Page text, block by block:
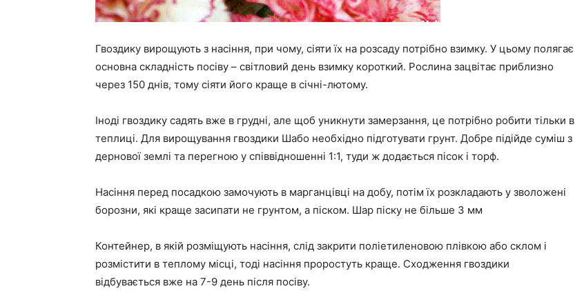
Гвоздику вирощують з насіння, при чому, сіяти їх на розсаду потрібно взимку. У цьому полягає
основна складність посіву – світловий день взимку короткий. Рослина зацвітає приблизно
через 150 днів, тому сіяти його краще в січні-лютому.
Іноді гвоздику садять вже в грудні, але щоб уникнути замерзання, це потрібно робити тільки в
теплиці. Для вирощування гвоздики Шабо необхідно підготувати грунт. Добре підійде суміш з
дернової землі та перегною у співвідношенні 1:1, туди ж додається пісок і торф.
Насіння перед посадкою замочують в марганцівці на добу, потім їх розкладають у зволожені
борозни, які краще засипати не грунтом, а піском. Шар піску не більше 3 мм
Контейнер, в якій розміщують насіння, слід закрити поліетиленовою плівкою або склом і
розмістити в теплому місці, тоді насіння проростуть краще. Сходження гвоздики
відбувається вже на 7-9 день після посіву.